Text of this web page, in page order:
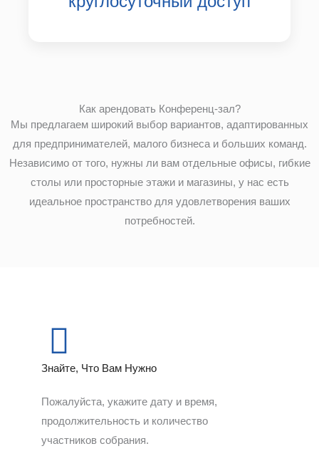
Как арендовать Конференц-зал?
Мы предлагаем широкий выбор вариантов, адаптированных
для предпринимателей, малого бизнеса и больших команд.
Независимо от того, нужны ли вам отдельные офисы, гибкие
столы или просторные этажи и магазины, у нас есть
идеальное пространство для удовлетворения ваших
потребностей.
Знайте, Что Вам Нужно
Пожалуйста, укажите дату и время,
продолжительность и количество
участников собрания.